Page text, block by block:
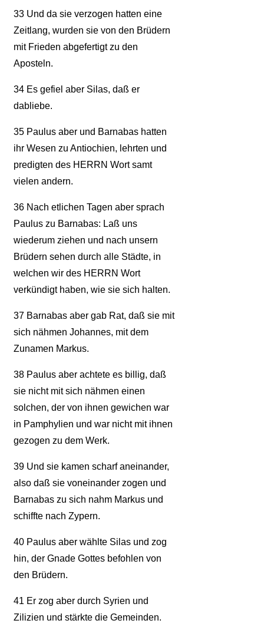
33Und da sie verzogen hatten eine
Zeitlang, wurden sie von den Brüdern
mit Frieden abgefertigt zu den
Aposteln.
34Es gefiel aber Silas, daß er
dabliebe.
35Paulus aber und Barnabas hatten
ihr Wesen zu Antiochien, lehrten und
predigten des HERRN Wort samt
vielen andern.
36Nach etlichen Tagen aber sprach
Paulus zu Barnabas: Laß uns
wiederum ziehen und nach unsern
Brüdern sehen durch alle Städte, in
welchen wir des HERRN Wort
verkündigt haben, wie sie sich halten.
37Barnabas aber gab Rat, daß sie mit
sich nähmen Johannes, mit dem
Zunamen Markus.
38Paulus aber achtete es billig, daß
sie nicht mit sich nähmen einen
solchen, der von ihnen gewichen war
in Pamphylien und war nicht mit ihnen
gezogen zu dem Werk.
39Und sie kamen scharf aneinander,
also daß sie voneinander zogen und
Barnabas zu sich nahm Markus und
schiffte nach Zypern.
40Paulus aber wählte Silas und zog
hin, der Gnade Gottes befohlen von
den Brüdern.
41 Er zog aber durch Syrien und
Zilizien und stärkte die Gemeinden.